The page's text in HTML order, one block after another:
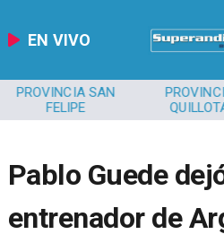
EN VIVO
PROVINCIA SAN
FELIPE
Pablo Guede
entrenador de